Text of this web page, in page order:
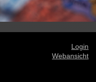
Login
Webansicht